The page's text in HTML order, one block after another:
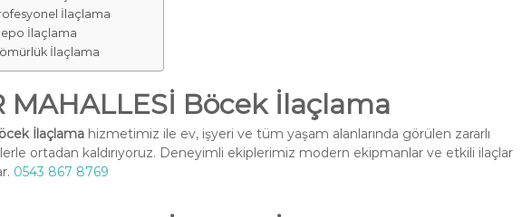
İlaçlama
İlaçlama
İlaçlama
MAHALLESİ Böcek İlaçlama
İlaçlama hizmetimiz ile ev, işyeri ve tüm yaşam alanlarında görülen zararlı
ortadan kaldırıyoruz. Deneyimli ekiplerimiz modern ekipmanlar ve etkili ilaçlar
0543 867 8769